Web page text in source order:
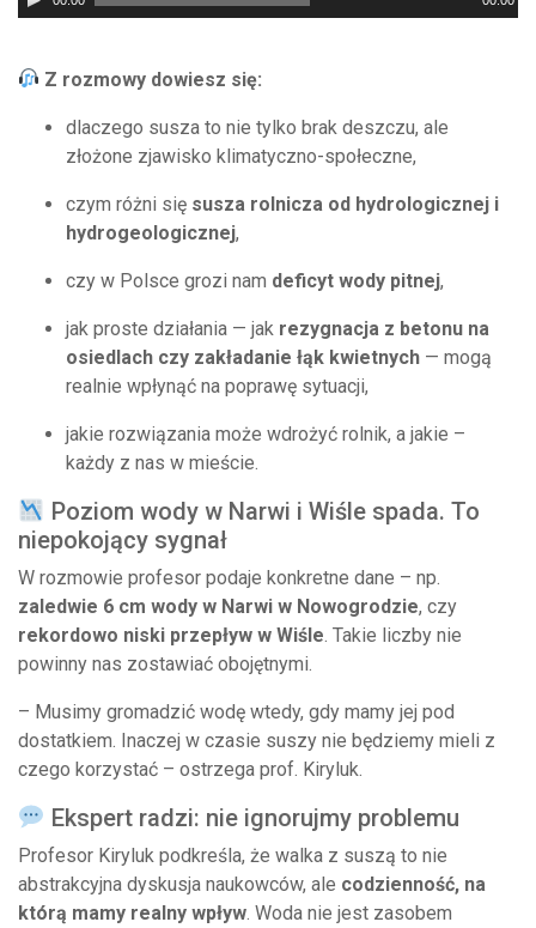
plików
Z rozmowy dowiesz się:
dlaczego susza to nie tylko brak deszczu, ale
złożone zjawisko klimatyczno-społeczne,
czym różni się susza rolnicza od hydrologicznej i
hydrogeologicznej,
czy w Polsce grozi nam deficyt wody pitnej,
jak proste działania — jak rezygnacja z betonu na
osiedlach czy zakładanie łąk kwietnych — mogą
realnie wpłynąć na poprawę sytuacji,
jakie rozwiązania może wdrożyć rolnik, a jakie –
każdy z nas w mieście.
Poziom wody w Narwi i Wiśle spada. To
niepokojący sygnał
W rozmowie profesor podaje konkretne dane – np.
zaledwie 6 cm wody w Narwi w Nowogrodzie, czy
rekordowo niski przepływ w Wiśle . Takie liczby nie
powinny nas zostawiać obojętnymi.
– Musimy gromadzić wodę wtedy, gdy mamy jej pod
dostatkiem. Inaczej w czasie suszy nie będziemy mieli z
czego korzystać – ostrzega prof. Kiryluk.
Ekspert radzi: nie ignorujmy problemu
Profesor Kiryluk podkreśla, że walka z suszą to nie
abstrakcyjna dyskusja naukowców, ale codzienność, na
którą mamy realny wpływ . Woda nie jest zasobem